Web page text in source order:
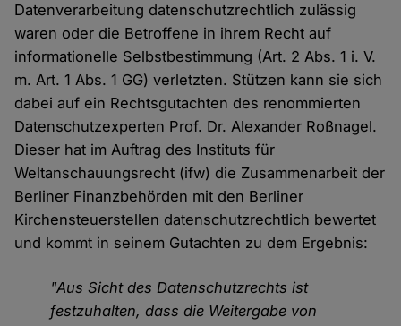
Datenverarbeitung datenschutzrechtlich zulässig
waren oder die Betroffene in ihrem Recht auf
informationelle Selbstbestimmung (Art. 2 Abs. 1 i. V.
m. Art. 1 Abs. 1 GG) verletzten. Stützen kann sie sich
dabei auf ein Rechtsgutachten des renommierten
Datenschutzexperten Prof. Dr. Alexander Roßnagel.
Dieser hat im Auftrag des Instituts für
Weltanschauungsrecht (ifw) die Zusammenarbeit der
Berliner Finanzbehörden mit den Berliner
Kirchensteuerstellen datenschutzrechtlich bewertet
und kommt in seinem Gutachten zu dem Ergebnis:
"Aus Sicht des Datenschutzrechts ist
festzuhalten, dass die Weitergabe von